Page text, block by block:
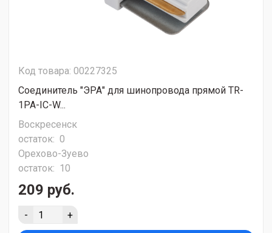
Код товара: 00227325
Соединитель "ЭРА" для шинопровода прямой TR-
1PA-IC-W...
Воскресенск
остаток: 0
Орехово-Зуево
остаток: 10
209 руб.
- +